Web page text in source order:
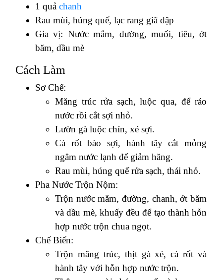
1 quả chanh
Rau mùi, húng quế, lạc rang giã dập
Gia vị: Nước mắm, đường, muối, tiêu, ớt
băm, dầu mè
Cách Làm
Sơ Chế:
Măng trúc rửa sạch, luộc qua, để ráo
nước rồi cắt sợi nhỏ.
Lườn gà luộc chín, xé sợi.
Cà rốt bào sợi, hành tây cắt mỏng
ngâm nước lạnh để giảm hăng.
Rau mùi, húng quế rửa sạch, thái nhỏ.
Pha Nước Trộn Nộm:
Trộn nước mắm, đường, chanh, ớt băm
và dầu mè, khuấy đều để tạo thành hỗn
hợp nước trộn chua ngọt.
Chế Biến:
Trộn măng trúc, thịt gà xé, cà rốt và
hành tây với hỗn hợp nước trộn.